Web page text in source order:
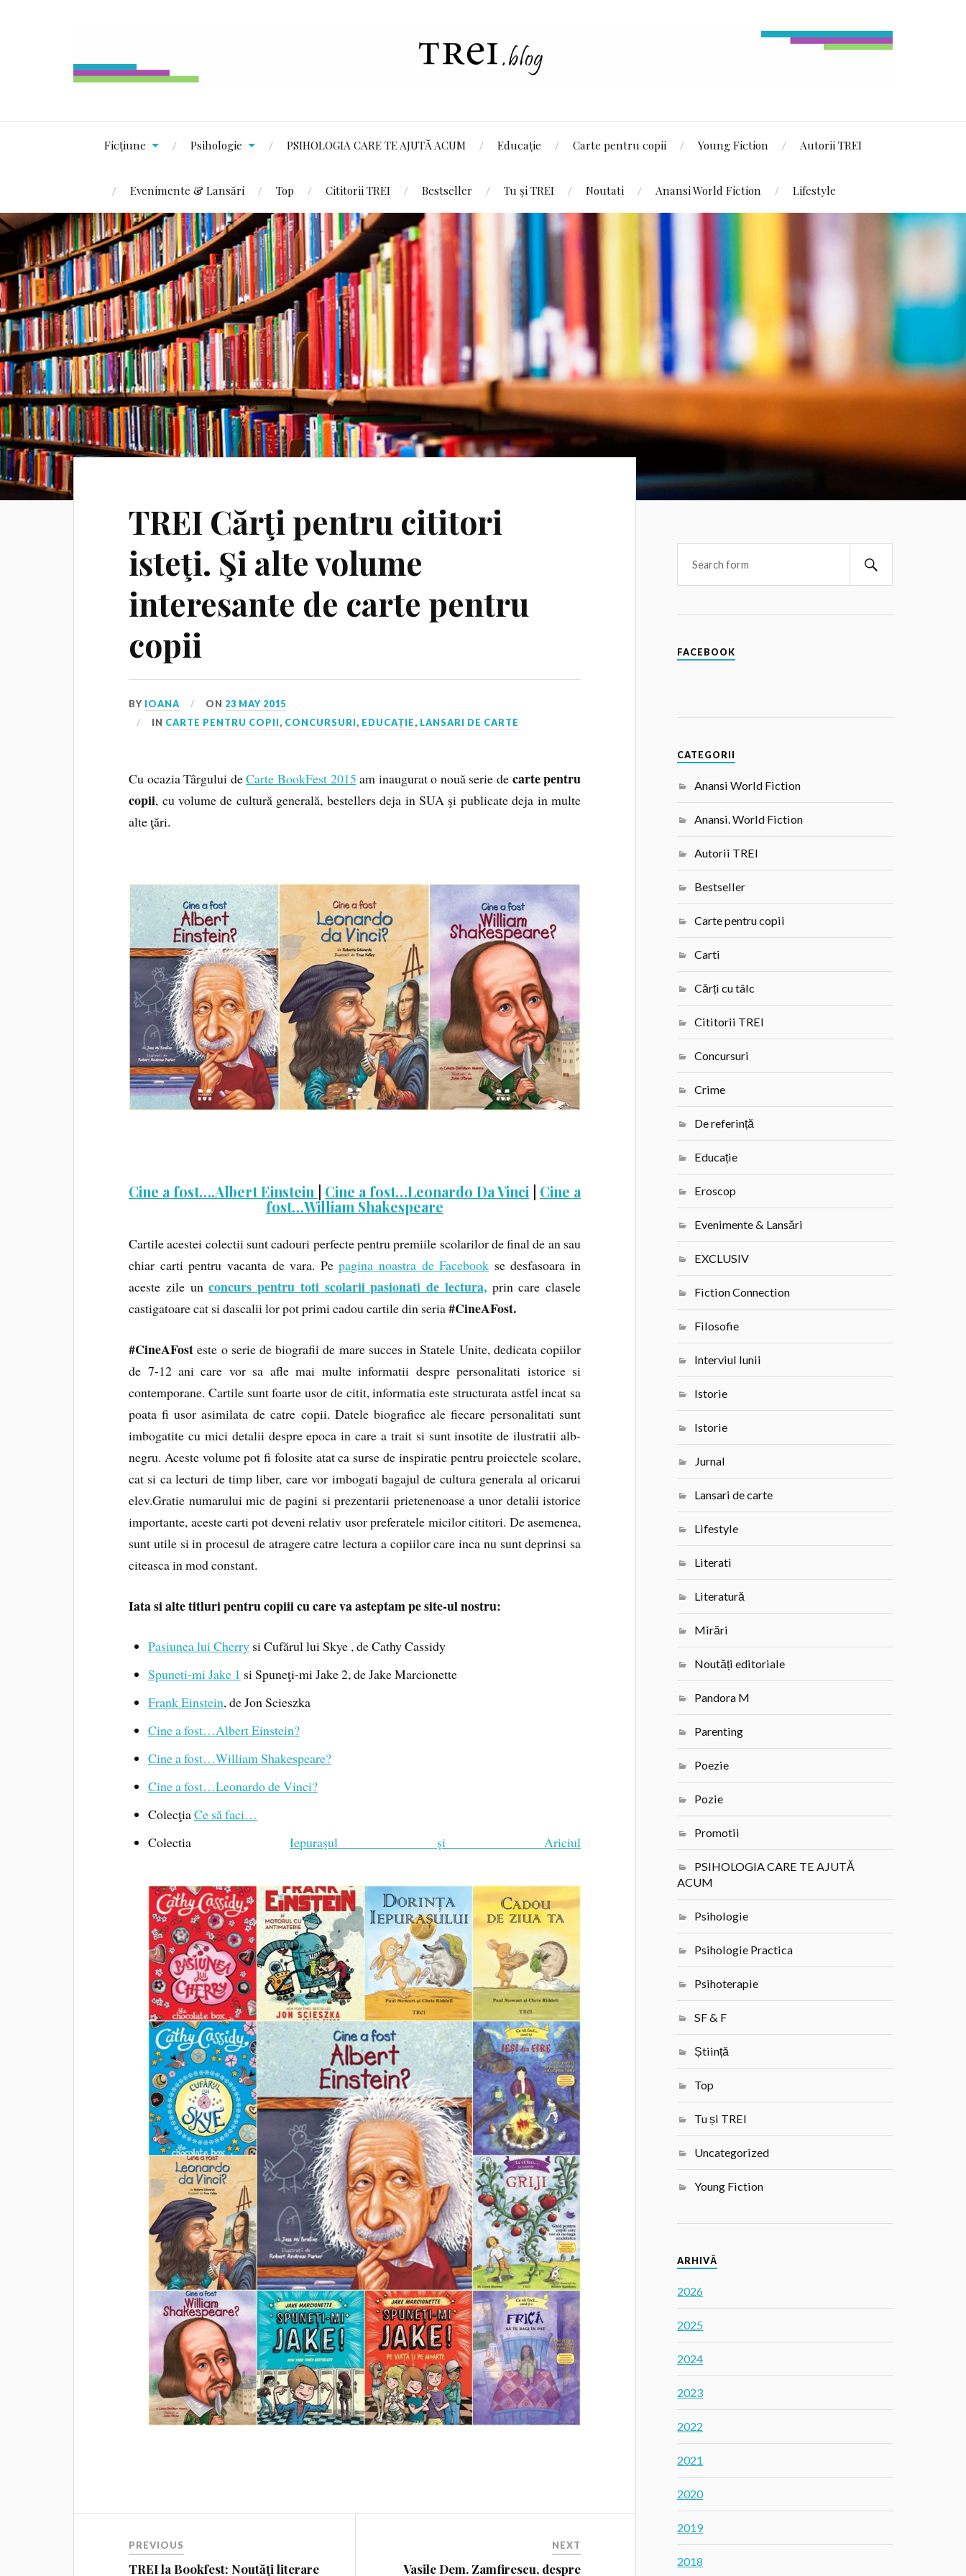
Ficțiune Psihologie PSIHOLOGIA CARE TE AJUTĂ ACUM Educație Carte pentru copii Young Fiction Autorii TREI
Evenimente & Lansări Top Cititorii TREI Bestseller Tu și TREI Noutati Anansi World Fiction Lifestyle
TREI Cărţi pentru cititori
isteţi. Şi alte volume
interesante de carte pentru
copii
BY IOANA ON 23 MAY 2015
IN CARTE PENTRU COPII, CONCURSURI, EDUCAȚIE, LANSARI DE CARTE
Cu ocazia Târgului deCarte BookFest 2015 am inaugurat o nouă serie de carte pentru
copii, cu volume de cultură generală, bestellers deja in SUA şi publicate deja in multe
alte ţări.
Cine a fost….Albert Einstein Cine a fost…Leonardo Da Vinci
Cine a
fost…William Shakespeare
Cartile acestei colectii sunt cadouri perfecte pentru premiile scolarilor de final de an sau
chiar carti pentru vacanta de vara. Pepagina noastra de Facebook se desfasoara in
aceste zile unconcurs pentru toti scolarii pasionati de lectura,prin care clasele
castigatoare cat si dascalii lor pot primi cadou cartile din seria#CineAFost.
#CineAFost este o serie de biografii de mare succes in Statele Unite, dedicata copiilor
de 7-12 ani care vor sa afle mai multe informatii despre personalitati istorice si
contemporane. Cartile sunt foarte usor de citit, informatia este structurata astfel incat sa
poata fi usor asimilata de catre copii. Datele biografice ale fiecare personalitati sunt
imbogatite cu mici detalii despre epoca in care a trait si sunt insotite de ilustratii alb-
negru. Aceste volume pot fi folosite atat ca surse de inspiratie pentru proiectele scolare,
cat si ca lecturi de timp liber, care vor imbogati bagajul de cultura generala al oricarui
elev.Gratie numarului mic de pagini si prezentarii prietenenoase a unor detalii istorice
importante, aceste carti pot deveni relativ usor preferatele micilor cititori. De asemenea,
sunt utile si in procesul de atragere catre lectura a copiilor care inca nu sunt deprinsi sa
citeasca in mod constant.
Iata si alte titluri pentru copiii cu care va asteptam pe site-ul nostru:
Pasiunea lui Cherrysi Cufărul lui Skye , de Cathy Cassidy
Spuneti-mi Jake 1 si Spuneţi-mi Jake 2, de Jake Marcionette
Frank Einstein, de Jon Scieszka
Cine a fost…Albert Einstein?
Cine a fost…William Shakespeare?
Cine a fost…Leonardo de Vinci?
ColecţiaCe să faci…
ColectiaIepuraşul şi Ariciul
PREVIOUS
TREI la Bookfest: Noutăţi literare
NEXT
Vasile Dem. Zamfirescu, despre
FACEBOOK
CATEGORII
Anansi World Fiction
Anansi. World Fiction
Autorii TREI
Bestseller
Carte pentru copii
Carti
Cărți cu tâlc
Cititorii TREI
Concursuri
Crime
De referință
Educație
Eroscop
Evenimente & Lansări
EXCLUSIV
Fiction Connection
Filosofie
Interviul lunii
Istorie
Istorie
Jurnal
Lansari de carte
Lifestyle
Literati
Literatură
Mirări
Noutăți editoriale
Pandora M
Parenting
Poezie
Pozie
Promotii
PSIHOLOGIA CARE TE AJUTĂ
ACUM
Psihologie
Psihologie Practica
Psihoterapie
SF & F
Știință
Top
Tu și TREI
Uncategorized
Young Fiction
ARHIVĂ
2026
2025
2024
2023
2022
2021
2020
2019
2018